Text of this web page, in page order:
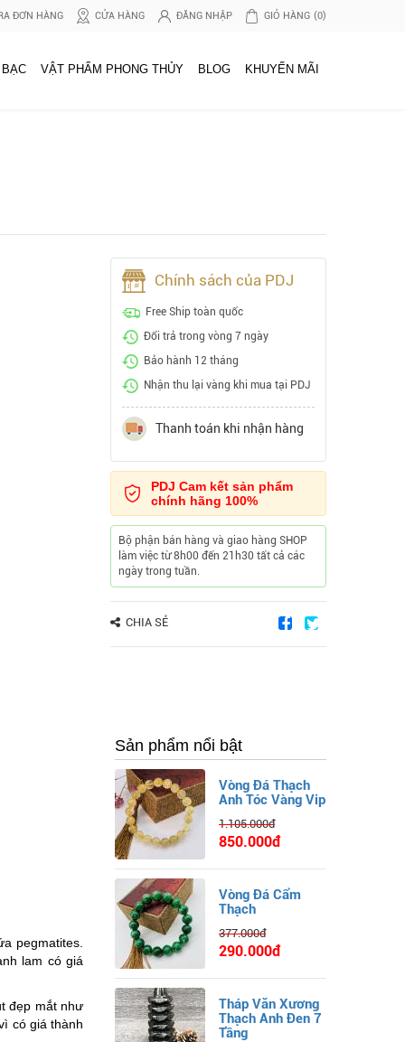
ĐƠN HÀNG CỬA HÀNG ĐĂNG NHẬP GIỎ HÀNG (0)
VẬT PHẨM PHONG THỦY BLOG KHUYẾN MÃI
Chính sách của PDJ
Free Ship toàn quốc
Đổi trả trong vòng 7 ngày
Bảo hành 12 tháng
Nhận thu lại vàng khi mua tại PDJ
Thanh toán khi nhận hàng
PDJ Cam kết sản phẩm
chính hãng 100%
Bộ phận bán hàng và giao hàng SHOP
làm việc từ 8h00 đến 21h30 tất cả các
ngày trong tuần.
CHIA SẺ
pegmatites.
lam có giá
đẹp mắt như
có giá thành
Sản phẩm nổi bật
Vòng Đá Thạch
Anh Tóc Vàng Vip
1.105.000đ
850.000đ
Vòng Đá Cẩm
Thạch
377.000đ
290.000đ
Tháp Văn Xương
Thạch Anh Đen 7
Tầng